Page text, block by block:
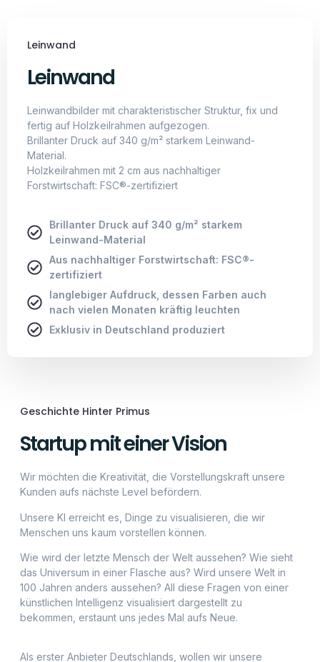
Leinwand-Material
Aus nachhaltiger Forstwirtschaft: FSC®-
zertifiziert
langlebiger Aufdruck, dessen Farben auch
nach vielen Monaten kräftig leuchten
Exklusiv in Deutschland produziert
Geschichte Hinter Primus
Startup mit einer Vision
Wir möchten die Kreativität, die Vorstellungskraft unsere
Kunden aufs nächste Level befördern.
Unsere KI erreicht es, Dinge zu visualisieren, die wir
künstlichen Intelligenz visualisiert dargestellt zu
Begeisterung der Kunst mit euch teilen und zu fairen
Preisen, qualitativ hochwertig, unsere Kunst anbieten. Sei
ein Teil der Geschichte.
Unser Antrieb